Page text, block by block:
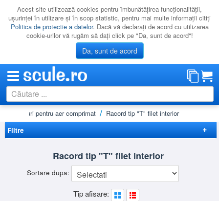
Acest site utilizează cookies pentru îmbunătăţirea funcţionalităţii,
uşurinţei în utilizare şi în scop statistic, pentru mai multe informaţii citiţi
Politica de protectie a datelor. Dacă vă declaraţi de acord cu utilizarea
cookie-urilor vă rugăm să daţi click pe "Da, sunt de acord"!
Da, sunt de acord
CATEGORII
PROMOTII
LICHIDARE
Racorduri pentru aer comprimat
Racord tip "T" filet interior
Filtre
Racord tip "T" filet interior
Sortare dupa:
Tip afisare: